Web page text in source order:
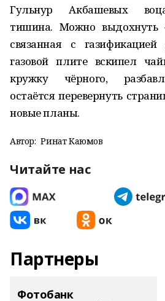
Гульнур Акбашевых
тишина. Можно выдохнуть
связанная с
газовой плите вскипел
кружку чёрного,
остаётся перевернуть
новые планы.
Автор: Ринат Каюмов
Читайте нас
Партнеры
Фотобанк